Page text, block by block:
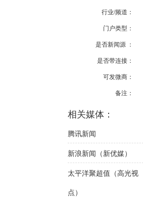
行业/频道：
门户类型：
是否新闻源 ：
是否带连接：
可发微商：
备注：
相关媒体：
腾讯新闻
新浪新闻（新优媒）
太平洋聚超值（高光视
点）